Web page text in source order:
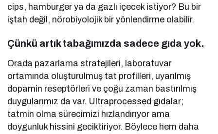
cips, hamburger ya da gazlı içecek istiyor? Bu bir
iştah değil, nörobiyolojik bir yönlendirme olabilir.
Çünkü artık tabağımızda sadece gıda yok.
Orada pazarlama stratejileri, laboratuvar
ortamında oluşturulmuş tat profilleri, uyarılmış
dopamin reseptörleri ve çoğu zaman bastırılmış
duygularımız da var. Ultraprocessed gıdalar;
tatmin olma sürecimizi hızlandırıyor ama
doygunluk hissini geciktiriyor. Böylece hem daha